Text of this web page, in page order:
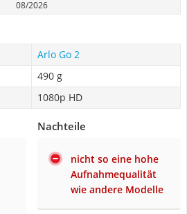
08/2026
Arlo Go 2
490 g
1080p HD
Nachteile
nicht so eine hohe
Aufnahmequalität
wie andere Modelle